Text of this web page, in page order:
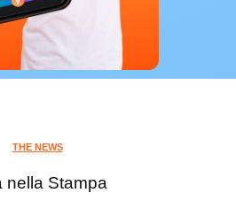
THE NEWS
nella Stampa